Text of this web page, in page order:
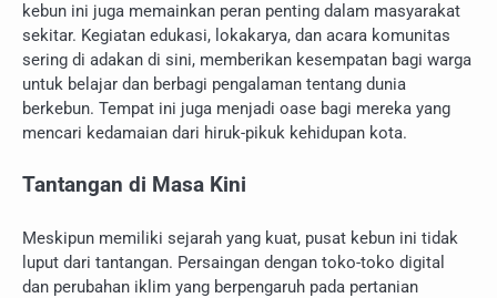
kebun ini juga memainkan peran penting dalam masyarakat
sekitar. Kegiatan edukasi, lokakarya, dan acara komunitas
sering di adakan di sini, memberikan kesempatan bagi warga
untuk belajar dan berbagi pengalaman tentang dunia
berkebun. Tempat ini juga menjadi oase bagi mereka yang
mencari kedamaian dari hiruk-pikuk kehidupan kota.
Tantangan di Masa Kini
Meskipun memiliki sejarah yang kuat, pusat kebun ini tidak
luput dari tantangan. Persaingan dengan toko-toko digital
dan perubahan iklim yang berpengaruh pada pertanian